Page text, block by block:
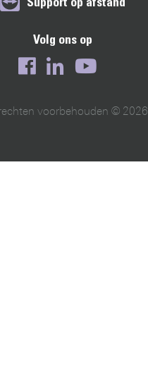
Volg ons op
voorbehouden © 2026